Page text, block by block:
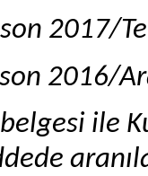
son 2017/
2016/
ile